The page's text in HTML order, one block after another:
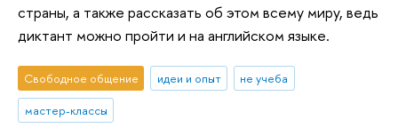
страны, а также рассказать об этом всему миру, ведь
диктант можно пройти и на английском языке.
Свободное общение идеи и опыт
не учеба
мастер-классы